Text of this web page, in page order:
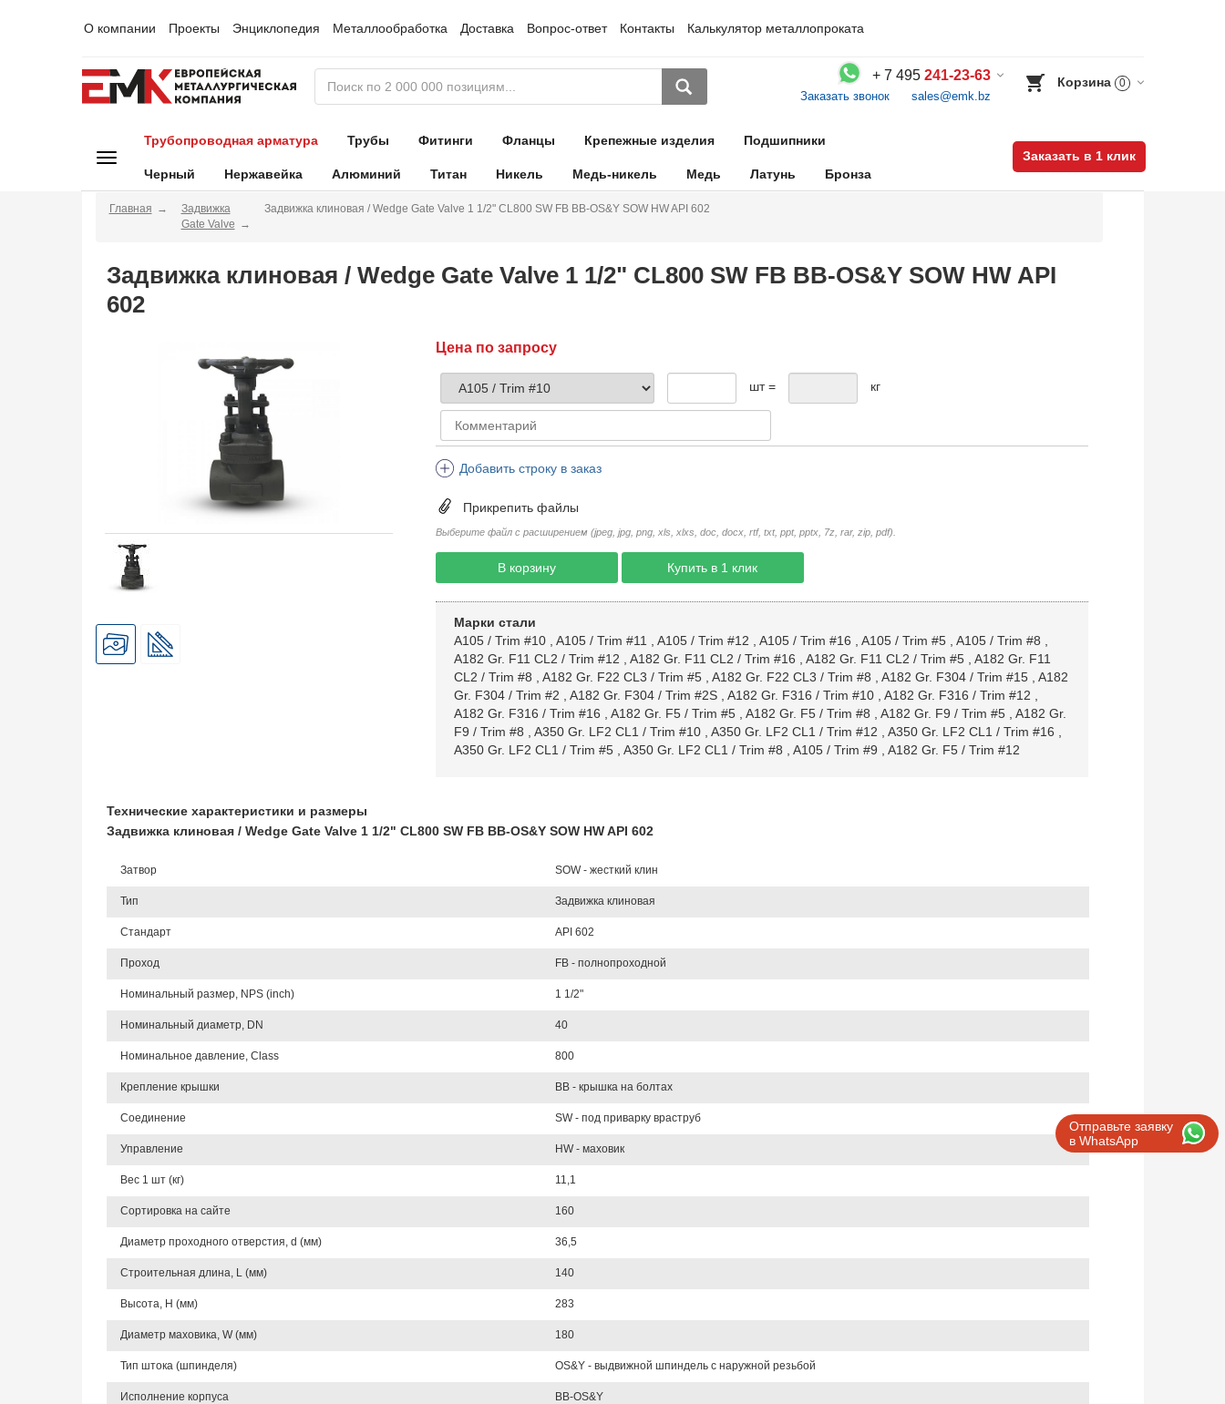
О компании Проекты Энциклопедия Металлообработка Доставка Вопрос-ответ Контакты Калькулятор металлопроката
+ 7 495 241-23-63
Заказать звонок sales@emk.bz
Корзина 0
Трубопроводная арматура Трубы Фитинги Фланцы Крепежные изделия Подшипники
Черный Нержавейка Алюминий Титан Никель Медь-никель Медь Латунь Бронза
Заказать в 1 клик
Отправьте заявку
в WhatsApp
Главная
Задвижка
Gate Valve
Задвижка клиновая / Wedge Gate Valve 1 1/2" CL800 SW FB BB-OS&Y SOW HW API 602
Задвижка клиновая / Wedge Gate Valve 1 1/2" CL800 SW FB BB-OS&Y SOW HW API
602
Цена по запросу
шт = кг
Добавить строку в заказ
Прикрепить файлы
Выберите файл с расширением (jpeg, jpg, png, xls, xlxs, doc, docx, rtf, txt, ppt, pptx, 7z, rar, zip, pdf).
В корзину Купить в 1 клик
Марки стали
A105 / Trim #10, A105 / Trim #11 A105 / Trim #12 A105 / Trim #16 A105 / Trim #5, A105 / Trim #8
A182 Gr. F11 CL2 / Trim #12
A182 Gr. F11 CL2 / Trim #16 A182 Gr. F11 CL2 / Trim #5, A182 Gr. F11
CL2 / Trim #8
A182 Gr. F22 CL3 / Trim #5, A182 Gr. F22 CL3 / Trim #8 A182 Gr. F304 / Trim #15, A182
Gr. F304 / Trim #2
A182 Gr. F304 / Trim #2S, A182 Gr. F316 / Trim #10, A182 Gr. F316 / Trim #12
A182 Gr. F316 / Trim #16
A182 Gr. F5 / Trim #5, A182 Gr. F5 / Trim #8 A182 Gr. F9 / Trim #5, A182 Gr.
F9 / Trim #8
A350 Gr. LF2 CL1 / Trim #10, A350 Gr. LF2 CL1 / Trim #12 A350 Gr. LF2 CL1 / Trim #16
A350 Gr. LF2 CL1 / Trim #5, A350 Gr. LF2 CL1 / Trim #8 A105 / Trim #9 A182 Gr. F5 / Trim #12
Технические характеристики и размеры
Задвижка клиновая / Wedge Gate Valve 1 1/2" CL800 SW FB BB-OS&Y SOW HW API 602
Затвор SOW - жесткий клин
Тип Задвижка клиновая
Стандарт API 602
Проход FB - полнопроходной
Номинальный размер, NPS (inch) 1 1/2"
Номинальный диаметр, DN 40
Номинальное давление, Class 800
Крепление крышки BB - крышка на болтах
Соединение SW - под приварку враструб
Управление HW - маховик
Вес 1 шт (кг) 11,1
Сортировка на сайте 160
Диаметр проходного отверстия, d (мм) 36,5
Строительная длина, L (мм) 140
Высота, Н (мм) 283
Диаметр маховика, W (мм) 180
Тип штока (шпинделя) OS&Y - выдвижной шпиндель с наружной резьбой
Исполнение корпуса BB-OS&Y